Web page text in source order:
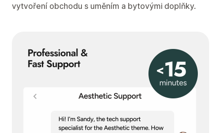
vytvoření obchodu s uměním a bytovými doplňky.